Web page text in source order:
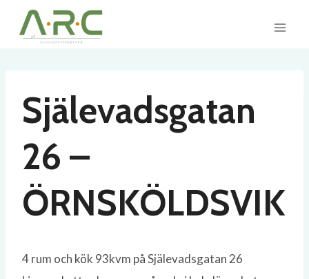
Själevadsgatan
26 –
ÖRNSKÖLDSVIK
4 rum och kök 93kvm på Själevadsgatan 26